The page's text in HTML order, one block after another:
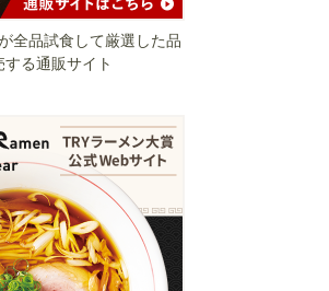
全品試食して厳選した品
する通販サイト